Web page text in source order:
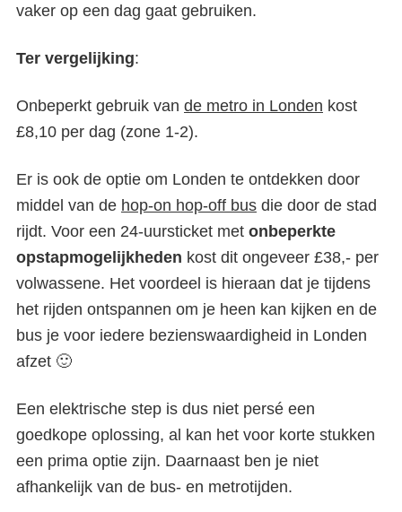
vaker op een dag gaat gebruiken.
Ter vergelijking:
Onbeperkt gebruik van de metro in Londen kost
£8,10 per dag (zone 1-2).
Er is ook de optie om Londen te ontdekken door
middel van de hop-on hop-off bus die door de stad
rijdt. Voor een 24-uursticket met onbeperkte
opstapmogelijkheden kost dit ongeveer £38,- per
volwassene. Het voordeel is hieraan dat je tijdens
het rijden ontspannen om je heen kan kijken en de
bus je voor iedere bezienswaardigheid in Londen
afzet 🙂
Een elektrische step is dus niet persé een
goedkope oplossing, al kan het voor korte stukken
een prima optie zijn. Daarnaast ben je niet
afhankelijk van de bus- en metrotijden.